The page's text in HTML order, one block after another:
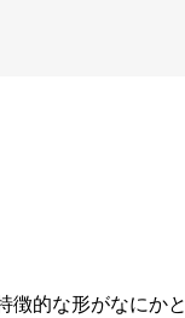
徴的な形がなにかと